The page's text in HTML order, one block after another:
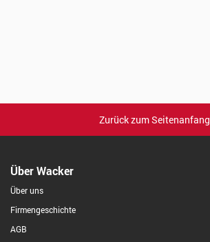
Zurück zum Seitenanfang
Über Wacker
Über uns
Firmengeschichte
AGB